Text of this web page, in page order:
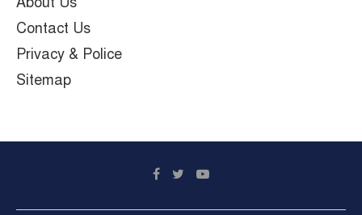
Contact Us
Privacy & Police
Sitemap